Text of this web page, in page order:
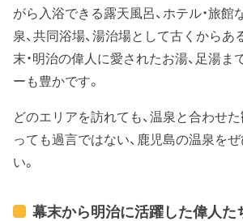
がら入浴できる露天風呂、ホテル・旅館
泉、共同浴場、湯治場として古くからあ
末・明治の偉人に愛されたお湯、足湯ま
ーも豊かです。
どのエリアを訪れても、温泉と合わせ
っても過言ではない、鹿児島の温泉を
い。
幕末から明治に活躍した偉人た